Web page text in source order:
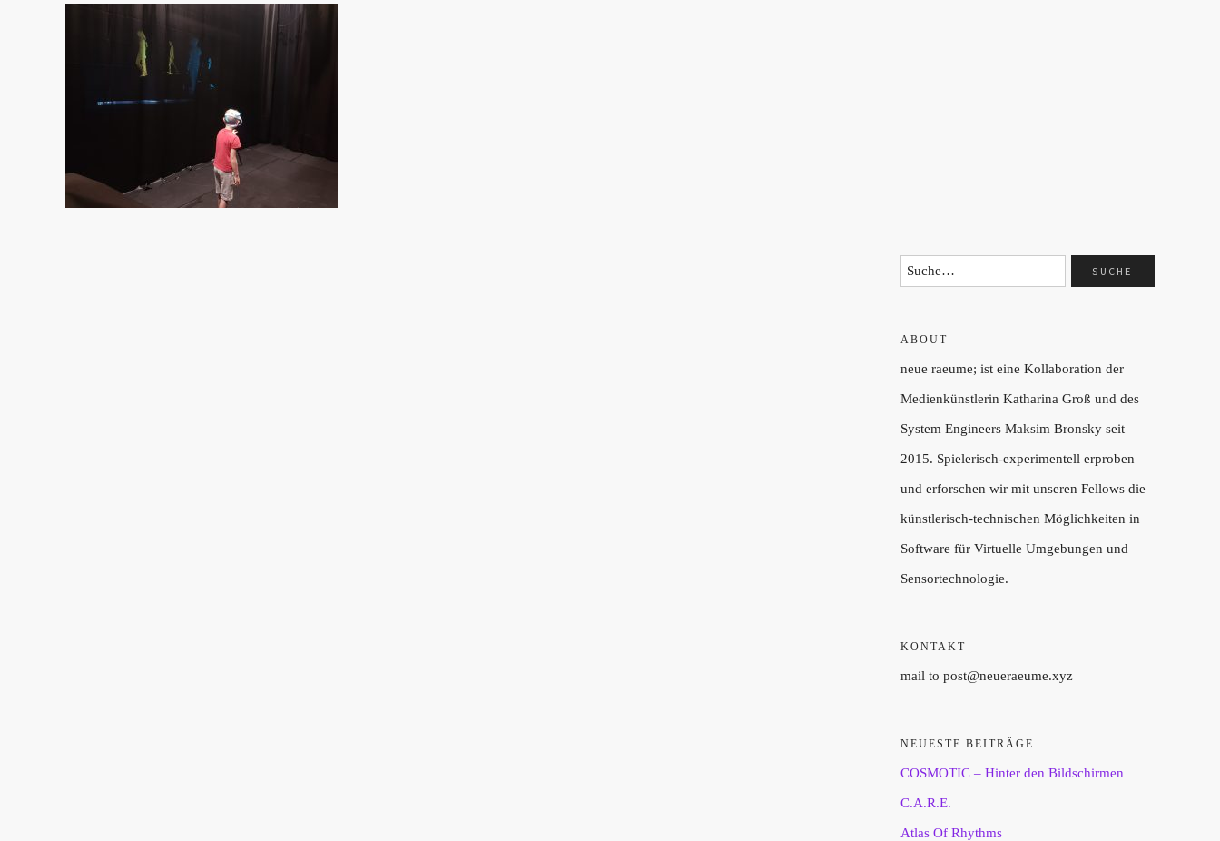
ABOUT
neue raeume; ist eine Kollaboration der
Medienkünstlerin Katharina Groß und des
System Engineers Maksim Bronsky seit
2015. Spielerisch-experimentell erproben
und erforschen wir mit unseren Fellows die
künstlerisch-technischen Möglichkeiten in
Software für Virtuelle Umgebungen und
Sensortechnologie.
KONTAKT
mail to post@neueraeume.xyz
NEUESTE BEITRÄGE
COSMOTIC – Hinter den Bildschirmen
C.A.R.E.
Atlas Of Rhythms